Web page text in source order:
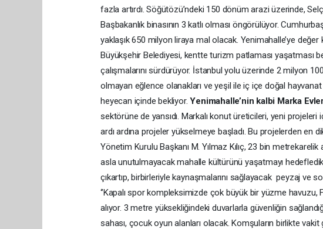
fazla artırdı. Söğütözü’ndeki 150 dönüm arazi üzerinde,
Başbakanlık binasının 3 katlı olması öngörülüyor.
yaklaşık 650 milyon liraya mal olacak. Yenimahalle’ye
Büyükşehir Belediyesi, kentte turizm patlaması yaşatması
çalışmalarını sürdürüyor. İstanbul yolu üzerinde 2 milyon
olmayan eğlence olanakları ve yeşil ile iç içe doğal
heyecan içinde bekliyor.Yenimahalle’nin kalbi Marka
sektörüne de yansıdı. Markalı konut üreticileri, yeni
ardı ardına projeler yükselmeye başladı. Bu projelerden en
Yönetim Kurulu Başkanı M. Yılmaz Kılıç, 23 bin
asla unutulmayacak mahalle kültürünü yaşatmayı
çıkartıp, birbirleriyle kaynaşmalarını sağlayacak peyzaj ve
‘’Kapalı spor kompleksimizde çok büyük bir yüzme
alıyor. 3 metre yüksekliğindeki duvarlarla güvenliğin
sahası, çocuk oyun alanları olacak. Komşuların birlikte